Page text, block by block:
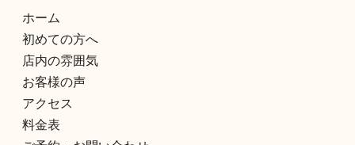
ホーム
初めての方へ
店内の雰囲気
お客様の声
アクセス
料金表